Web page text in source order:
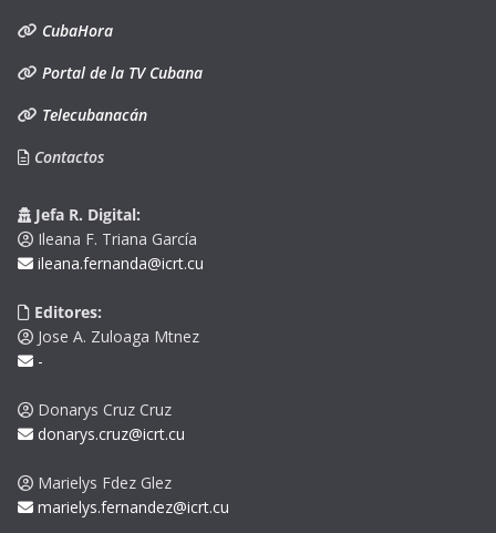
CubaHora
Portal de la TV Cubana
Telecubanacán
Contactos
Jefa R. Digital:
Ileana F. Triana García
ileana.fernanda@icrt.cu
Editores:
Jose A. Zuloaga Mtnez
-
Donarys Cruz Cruz
donarys.cruz@icrt.cu
Marielys Fdez Glez
marielys.fernandez@icrt.cu